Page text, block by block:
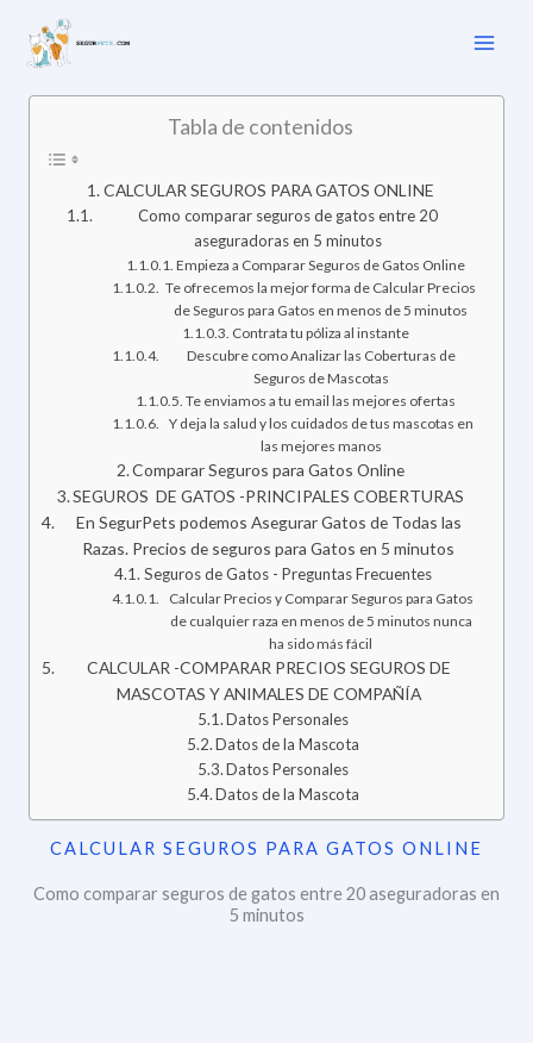
Tabla de contenidos
CALCULAR SEGUROS PARA GATOS ONLINE
Como comparar seguros de gatos entre 20
aseguradoras en 5 minutos
Empieza a Comparar Seguros de Gatos Online
Te ofrecemos la mejor forma de Calcular Precios
de Seguros para Gatos en menos de 5 minutos
Contrata tu póliza al instante
Descubre como Analizar las Coberturas de
Seguros de Mascotas
Te enviamos a tu email las mejores ofertas
Y deja la salud y los cuidados de tus mascotas en
las mejores manos
Comparar Seguros para Gatos Online
SEGUROS DE GATOS -PRINCIPALES COBERTURAS
En SegurPets podemos Asegurar Gatos de Todas las
Razas. Precios de seguros para Gatos en 5 minutos
Seguros de Gatos - Preguntas Frecuentes
Calcular Precios y Comparar Seguros para Gatos
de cualquier raza en menos de 5 minutos nunca
ha sido más fácil
CALCULAR -COMPARAR PRECIOS SEGUROS DE
MASCOTAS Y ANIMALES DE COMPAÑÍA
Datos Personales
Datos de la Mascota
Datos Personales
Datos de la Mascota
CALCULAR SEGUROS PARA GATOS ONLINE
Como comparar seguros de gatos entre 20 aseguradoras en
5 minutos